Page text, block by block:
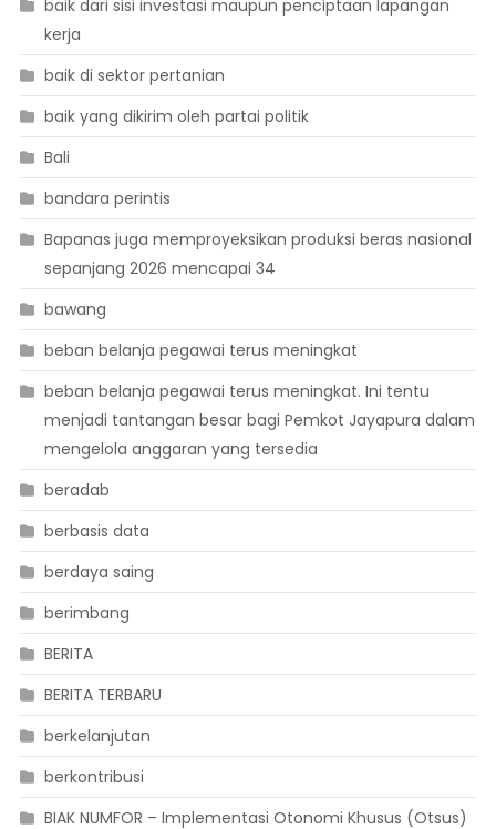
baik dari sisi investasi maupun penciptaan lapangan
kerja
baik di sektor pertanian
baik yang dikirim oleh partai politik
Bali
bandara perintis
Bapanas juga memproyeksikan produksi beras nasional
sepanjang 2026 mencapai 34
bawang
beban belanja pegawai terus meningkat
beban belanja pegawai terus meningkat. Ini tentu
menjadi tantangan besar bagi Pemkot Jayapura dalam
mengelola anggaran yang tersedia
beradab
berbasis data
berdaya saing
berimbang
BERITA
BERITA TERBARU
berkelanjutan
berkontribusi
BIAK NUMFOR – Implementasi Otonomi Khusus (Otsus)